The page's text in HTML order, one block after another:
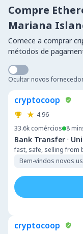
Compre
Mariana
Comece a comprar
métodos de
Ocultar novos
cryptocoop
4.96
33.6k comércios 8
Bank Transfer ·
fast, safe, selling from
Bem-vindos novos
cryptocoop